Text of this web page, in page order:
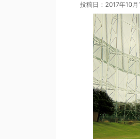
投稿日： 2017年10月